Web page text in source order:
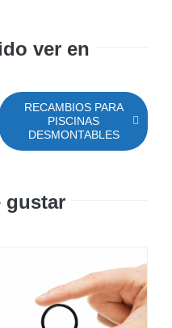
ver en
RECAMBIOS PARA
PISCINAS
DESMONTABLES
gustar